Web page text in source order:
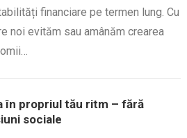
financiare pe termen lung. Cu
noi evităm sau amânăm crearea
în propriul tău ritm – fără
sociale